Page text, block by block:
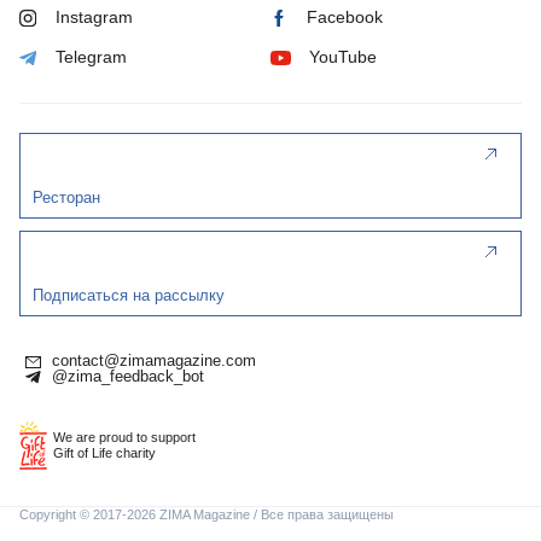
Instagram Facebook
Telegram YouTube
Ресторан
Подписаться на рассылку
contact@zimamagazine.com
@zima_feedback_bot
We are proud to support
Gift of Life charity
Copyright © 2017-2026 ZIMA Magazine / Все права защищены